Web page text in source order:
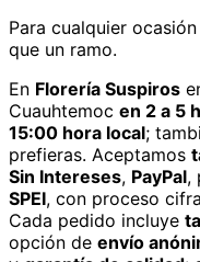
Para cualquier
que un ramo.
En Florería Suspiros
Cuauhtemoc en 2 a 5
15:00 hora local;
prefieras. Aceptamos
Sin Intereses, PayPal,
SPEI, con proceso
Cada pedido incluye
opción de envío